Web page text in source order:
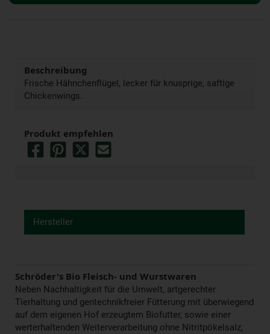
Beschreibung
Frische Hähnchenflügel, lecker für knusprige, saftige
Chickenwings.
Produkt empfehlen
Hersteller
Schröder's Bio Fleisch- und Wurstwaren
Neben Nachhaltigkeit für die Umwelt, artgerechter
Tierhaltung und gentechnikfreier Fütterung mit überwiegend
auf dem eigenen Hof erzeugtem Biofutter, sowie einer
werterhaltenden Weiterverarbeitung ohne Nitritpökelsalz,